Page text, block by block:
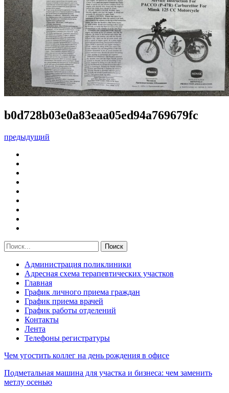
b0d728b03e0a83eaa05ed94a769679fc
предыдущий
Администрация поликлиники
Адресная схема терапевтических участков
Главная
График личного приема граждан
График приема врачей
График работы отделений
Контакты
Лента
Телефоны регистратуры
Чем угостить коллег на день рождения в офисе
Подметальная машина для участка и бизнеса: чем заменить
метлу осенью